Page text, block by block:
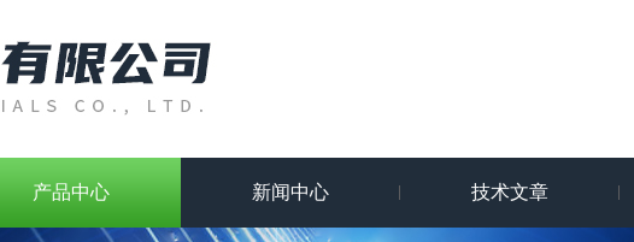
产品中心 新闻中心 技术文章